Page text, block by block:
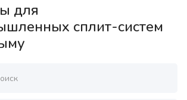
для
сплит-систем